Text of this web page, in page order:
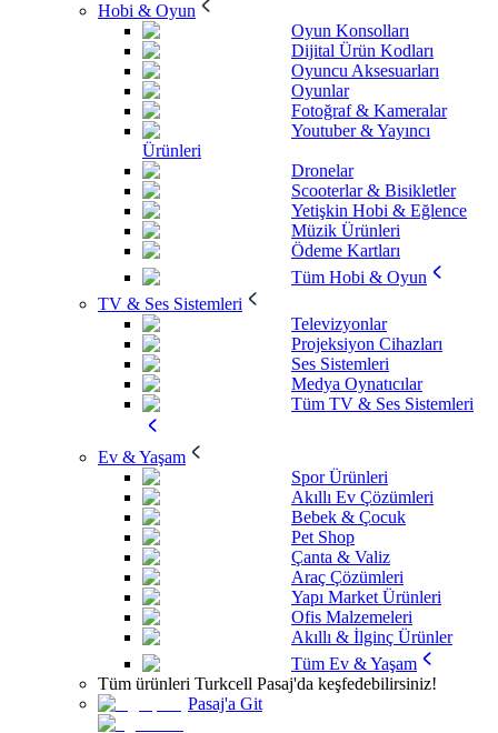
Hobi & Oyun
Oyun Konsolları
Dijital Ürün Kodları
Oyuncu Aksesuarları
Oyunlar
Fotoğraf & Kameralar
Youtuber & Yayıncı
Ürünleri
Dronelar
Scooterlar & Bisikletler
Yetişkin Hobi & Eğlence
Müzik Ürünleri
Ödeme Kartları
Tüm Hobi & Oyun
TV & Ses Sistemleri
Televizyonlar
Projeksiyon Cihazları
Ses Sistemleri
Medya Oynatıcılar
Tüm TV & Ses Sistemleri
Ev & Yaşam
Spor Ürünleri
Akıllı Ev Çözümleri
Bebek & Çocuk
Pet Shop
Çanta & Valiz
Araç Çözümleri
Yapı Market Ürünleri
Ofis Malzemeleri
Akıllı & İlginç Ürünler
Tüm Ev & Yaşam
Tüm ürünleri Turkcell Pasaj'da keşfedebilirsiniz!
Pasaj'a Git